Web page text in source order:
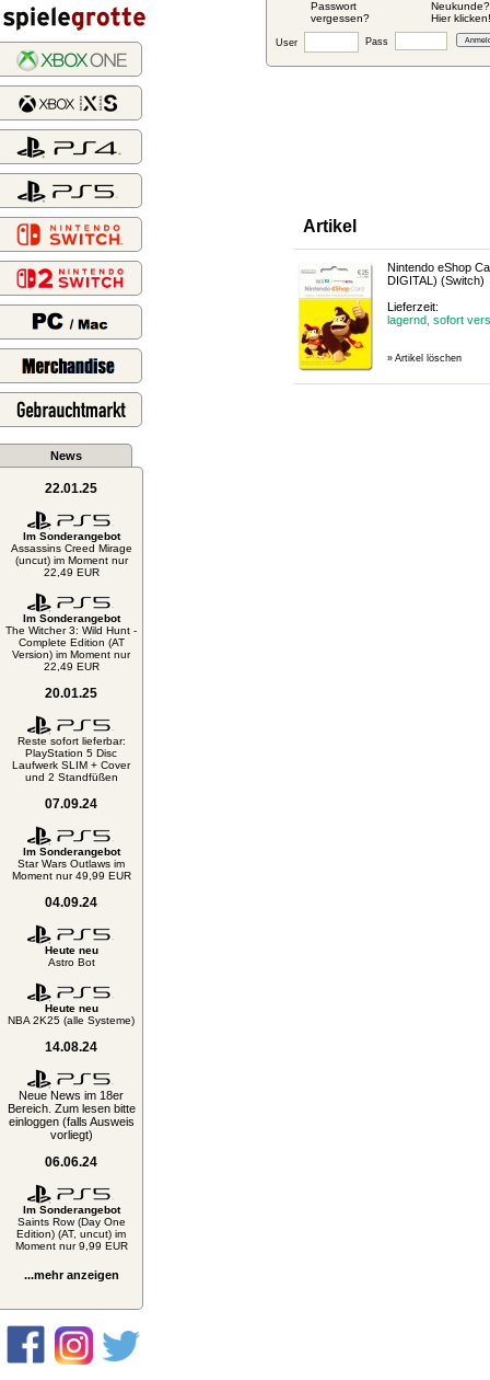
Passwort
vergessen?
Neukunde?
Hier klicken!
User Pass
News
22.01.25
Im Sonderangebot
Assassins Creed Mirage
(uncut) im Moment nur
22,49 EUR
Im Sonderangebot
The Witcher 3: Wild Hunt -
Complete Edition (AT
Version) im Moment nur
22,49 EUR
20.01.25
Reste sofort lieferbar:
PlayStation 5 Disc
Laufwerk SLIM + Cover
und 2 Standfüßen
07.09.24
Im Sonderangebot
Star Wars Outlaws im
Moment nur 49,99 EUR
04.09.24
Heute neu
Astro Bot
Heute neu
NBA 2K25 (alle Systeme)
14.08.24
Neue News im 18er
Bereich. Zum lesen bitte
einloggen (falls Ausweis
vorliegt)
06.06.24
Im Sonderangebot
Saints Row (Day One
Edition) (AT, uncut) im
Moment nur 9,99 EUR
...mehr anzeigen
Artikel
Nintendo eShop
DIGITAL) (Switch)
Lieferzeit:
lagernd, sofort
» Artikel löschen